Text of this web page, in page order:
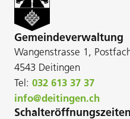
Gemeindeverwaltung
Wangenstrasse 1,
4543 Deitingen
Tel: 032 613 37 37
info@deitingen.ch
Schalteröffnungszeiten